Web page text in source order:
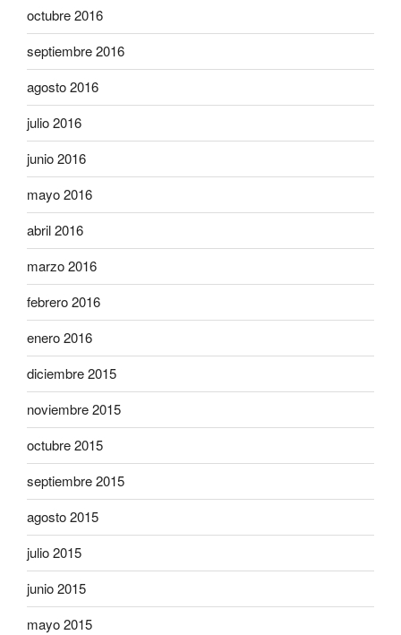
octubre 2016
septiembre 2016
agosto 2016
julio 2016
junio 2016
mayo 2016
abril 2016
marzo 2016
febrero 2016
enero 2016
diciembre 2015
noviembre 2015
octubre 2015
septiembre 2015
agosto 2015
julio 2015
junio 2015
mayo 2015